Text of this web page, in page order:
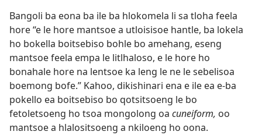
Bangoli ba eona ba ile ba hlokomela li sa tloha feela
hore “e le hore mantsoe a utloisisoe hantle, ba lokela
ho bokella boitsebiso bohle bo amehang, eseng
mantsoe feela empa le litlhaloso, e le hore ho
bonahale hore na lentsoe ka leng le ne le sebelisoa
boemong bofe.” Kahoo, dikishinari ena e ile ea e-ba
pokello ea boitsebiso bo qotsitsoeng le bo
fetoletsoeng ho tsoa mongolong oa cuneiform, oo
mantsoe a hlalositsoeng a nkiloeng ho oona.